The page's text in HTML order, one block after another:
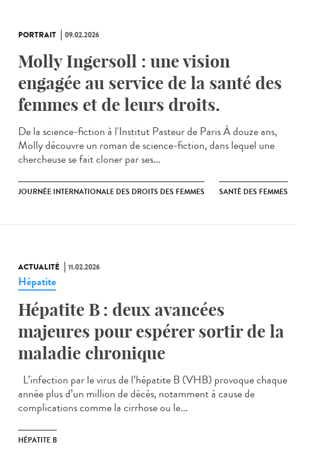
PORTRAIT 09.02.2026
Molly Ingersoll : une vision
engagée au service de la santé des
femmes et de leurs droits.
De la science-fiction à l'Institut Pasteur de Paris À douze ans,
Molly découvre un roman de science-fiction, dans lequel une
chercheuse se fait cloner par ses...
JOURNÉE INTERNATIONALE DES DROITS DES FEMMES SANTÉ DES FEMMES
ACTUALITÉ 11.02.2026
Hépatite
Hépatite B : deux avancées
majeures pour espérer sortir de la
maladie chronique
L’infection par le virus de l’hépatite B (VHB) provoque chaque
année plus d’un million de décès, notamment à cause de
complications comme la cirrhose ou le...
HÉPATITE B